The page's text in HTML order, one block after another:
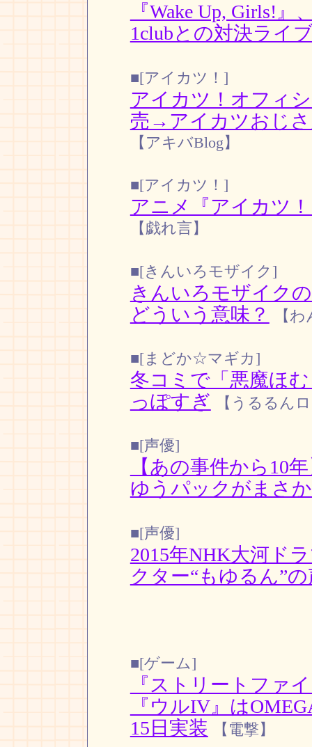
『Wake Up, Girls!
1clubとの対決ライ
■[アイカツ！]
アイカツ！オフィ
売→アイカツおじ
【アキバBlog】
■[アイカツ！]
アニメ『アイカツ
【戯れ言】
■[きんいろモザイク]
きんいろモザイク
どういう意味？
【
■[まどか☆マギカ]
冬コミで「悪魔ほ
っぽすぎ
【うるるん
■[声優]
【あの事件から10
ゆうパックがまさ
■[声優]
2015年NHK大河ド
クター“もゆるん”
■[ゲーム]
『ストリートファ
『ウルIV』は
15日実装
【電撃】